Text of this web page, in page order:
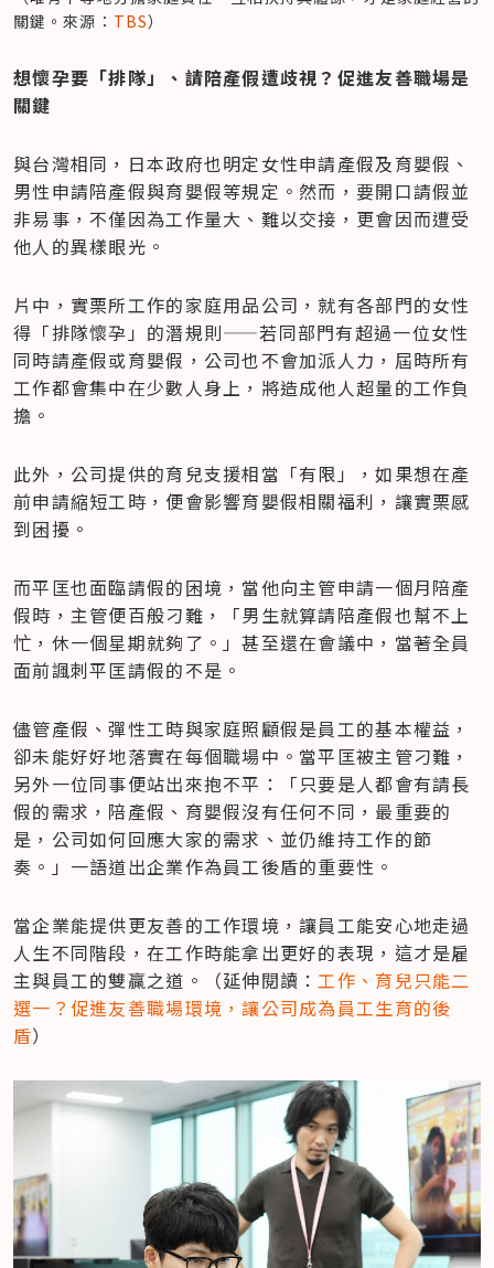
關鍵。來源： TBS）
​想懷孕要「排隊」、請陪產假遭歧視？促進友善職場是
關鍵
與台灣相同，日本政府也明定女性申請產假及育嬰假、
男性申請陪產假與育嬰假等規定。然而，要開口請假並
非易事，不僅因為工作量大、難以交接，更會因而遭受
他人的異樣眼光。
片中，實栗所工作的家庭用品公司，就有各部門的女性
得「排隊懷孕」的潛規則——若同部門有超過一位女性
同時請產假或育嬰假，公司也不會加派人力，屆時所有
工作都會集中在少數人身上，將造成他人超量的工作負
擔。
此外，公司提供的育兒支援相當「有限」，如果想在產
前申請縮短工時，便會影響育嬰假相關福利，讓實栗感
到困擾。
而平匡也面臨請假的困境，當他向主管申請一個月陪產
假時，主管便百般刁難，「男生就算請陪產假也幫不上
忙，休一個星期就夠了。」甚至還在會議中，當著全員
面前諷刺平匡請假的不是。
儘管產假、彈性工時與家庭照顧假是員工的基本權益，
卻未能好好地落實在每個職場中。當平匡被主管刁難，
另外一位同事便站出來抱不平：「只要是人都會有請長
假的需求，陪產假、育嬰假沒有任何不同，最重要的
是，公司如何回應大家的需求、並仍維持工作的節
奏。」一語道出企業作為員工後盾的重要性。
當企業能提供更友善的工作環境，讓員工能安心地走過
人生不同階段，在工作時能拿出更好的表現，這才是雇
主與員工的雙贏之道。（延伸閱讀：工作、育兒只能二
選一？促進友善職場環境，讓公司成為員工生育的後
盾）